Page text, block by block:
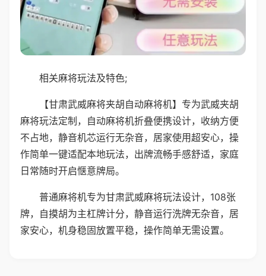
相关麻将玩法及特色;
【甘肃武威麻将夹胡自动麻将机】专为武威夹胡
麻将玩法定制，自动麻将机折叠便携设计，收纳方便
不占地，静音机芯运行无杂音，居家使用超安心，操
作简单一键适配本地玩法，出牌流畅手感舒适，家庭
日常随时开启惬意牌局。
普通麻将机专为甘肃武威麻将玩法设计，108张
牌，自摸胡为主杠牌计分，静音运行洗牌无杂音，居
家安心，机身稳固放置平稳，操作简单无需设置。